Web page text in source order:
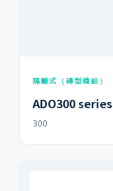
隔離式（磚型模組）
ADO300 series
300